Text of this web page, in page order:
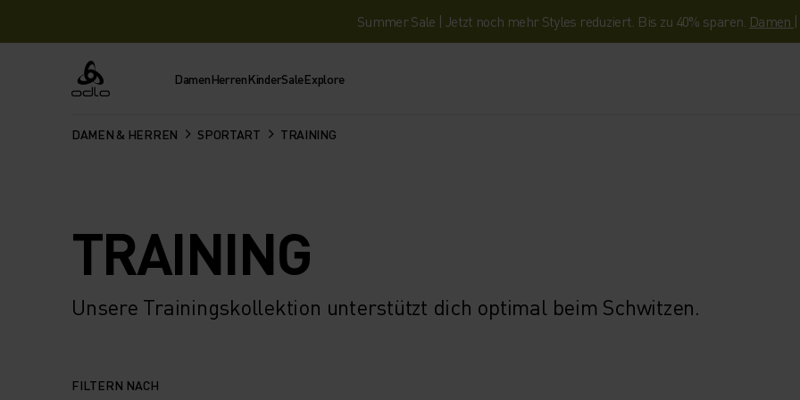
Summer Sale | Jetzt noch mehr Styles reduziert. Bis zu 40% sparen. Damen |
Odlo DamenHerrenKinderSaleExplore
DAMEN & HERREN SPORTART TRAINING
TRAINING
Unsere Trainingskollektion unterstützt dich optimal beim Schwitzen.
FILTERN NACH